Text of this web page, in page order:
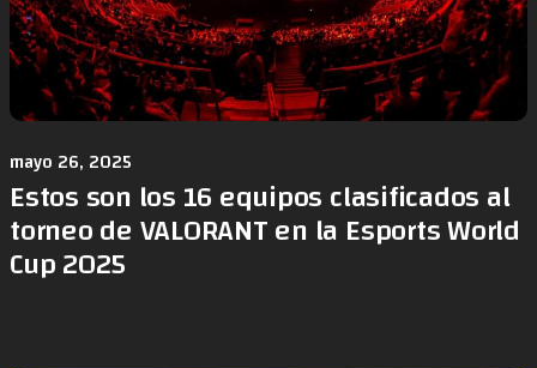
mayo 26, 2025
Estos son los 16 equipos clasificados al
torneo de VALORANT en la Esports World
Cup 2025